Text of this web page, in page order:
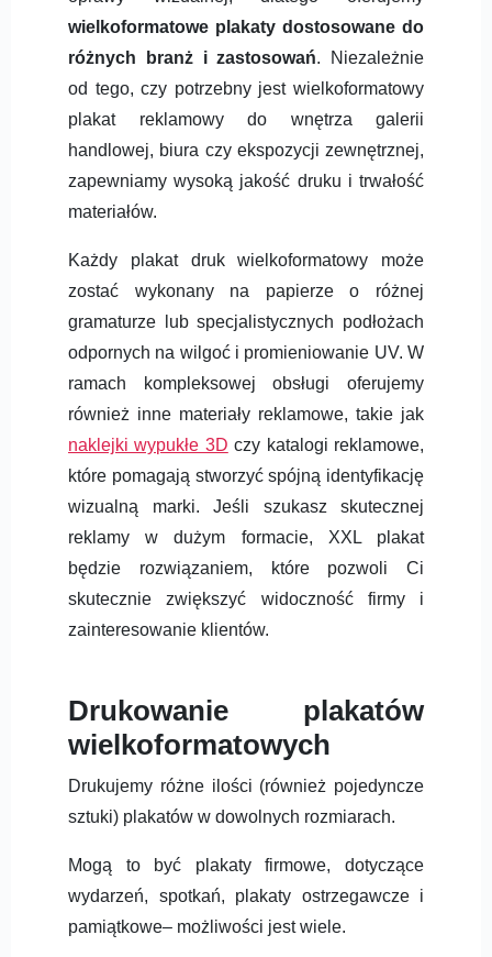
wielkoformatowe plakaty dostosowane do
różnych branż i zastosowań. Niezależnie
od tego, czy potrzebny jest wielkoformatowy
plakat reklamowy do wnętrza galerii
handlowej, biura czy ekspozycji zewnętrznej,
zapewniamy wysoką jakość druku i trwałość
materiałów.
Każdy plakat druk wielkoformatowy może
zostać wykonany na papierze o różnej
gramaturze lub specjalistycznych podłożach
odpornych na wilgoć i promieniowanie UV. W
ramach kompleksowej obsługi oferujemy
również inne materiały reklamowe, takie jak
naklejki wypukłe 3D czy katalogi reklamowe,
które pomagają stworzyć spójną identyfikację
wizualną marki. Jeśli szukasz skutecznej
reklamy w dużym formacie, XXL plakat
będzie rozwiązaniem, które pozwoli Ci
skutecznie zwiększyć widoczność firmy i
zainteresowanie klientów.
Drukowanie plakatów
wielkoformatowych
Drukujemy różne ilości (również pojedyncze
sztuki) plakatów w dowolnych rozmiarach.
Mogą to być plakaty firmowe, dotyczące
wydarzeń, spotkań, plakaty ostrzegawcze i
pamiątkowe– możliwości jest wiele.